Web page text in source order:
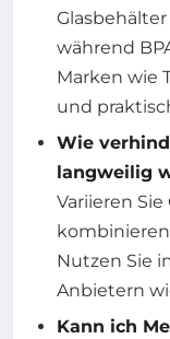
während
Marken wie
und
Wie
langweilig
Variieren
Nutzen Sie
Anbietern
Kann ich